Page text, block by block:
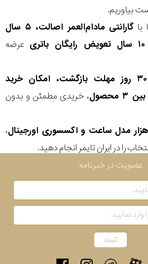
بیاوریم.
گارانتی مادام‌العمر اصالت، ۵ سال
عرضه
ارسال رایگان، ۳۰ روز مهلت بازگشت، امکان خرید
، خریدی مطمئن و بدون
،
را در ایران تایمر انجام دهید.
عضویت در خبرنامه